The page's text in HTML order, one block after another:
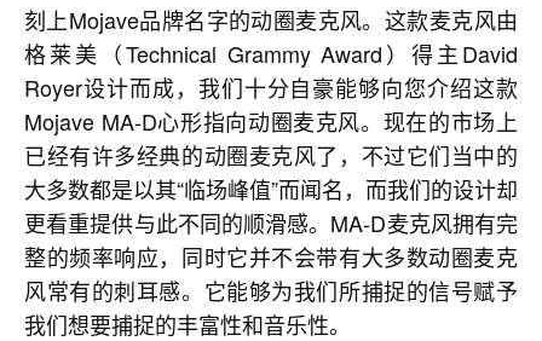
刻上Mojave品牌名字的动圈麦克风。这款麦克风由
格莱美（Technical Grammy Award）得主David
Royer设计而成，我们十分自豪能够向您介绍这款
Mojave MA-D心形指向动圈麦克风。现在的市场上
已经有许多经典的动圈麦克风了，不过它们当中的
大多数都是以其“临场峰值”而闻名，而我们的设计却
更看重提供与此不同的顺滑感。MA-D麦克风拥有完
整的频率响应，同时它并不会带有大多数动圈麦克
风常有的刺耳感。它能够为我们所捕捉的信号赋予
我们想要捕捉的丰富性和音乐性。